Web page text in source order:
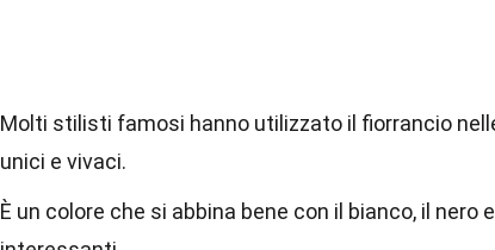
Molti stilisti famosi hanno utilizzato il fiorrancio
unici e vivaci.
È un colore che si abbina bene con il bianco, il nero